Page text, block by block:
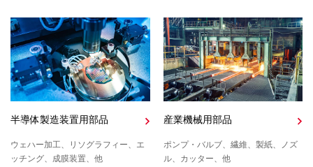
半導体製造装置用部品
ウェハー加工、リソグラフィー、エ
ッチング、成膜装置、他
産業機械用部品
ポンプ・バルブ、繊維、製紙、ノズ
ル、カッター、他